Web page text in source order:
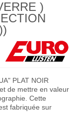
)
PLAT NOIR
de mettre en valeur
Cette
fabriquée sur